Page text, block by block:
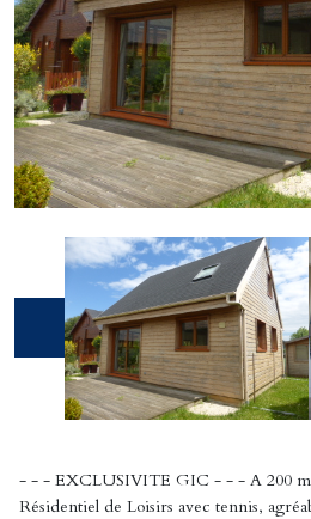
- - - EXCLUSIVITE GIC - - - A 200 m
Résidentiel de Loisirs avec tennis,